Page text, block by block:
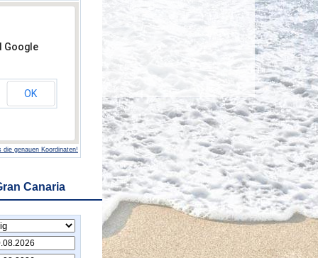
Google
OK
die genauen Koordinaten!
Canaria